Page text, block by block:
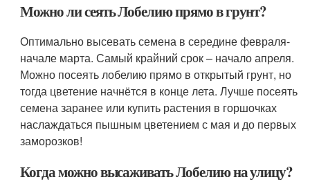
Можно ли сеять Лобелию прямо в грунт?
Оптимально высевать семена в середине февраля-
начале марта. Самый крайний срок – начало апреля.
Можно посеять лобелию прямо в открытый грунт, но
тогда цветение начнётся в конце лета. Лучше посеять
семена заранее или купить растения в горшочках
наслаждаться пышным цветением с мая и до первых
заморозков!
Когда можно высаживать Лобелию на улицу?